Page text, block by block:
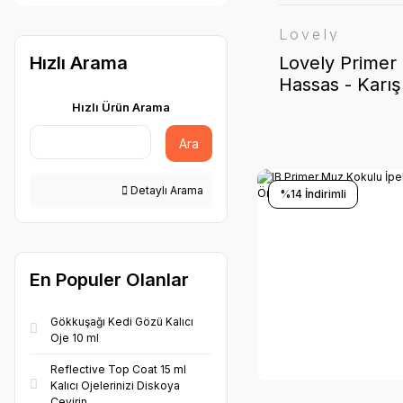
Hızlı Arama
Hızlı Ürün Arama
Ara
Detaylı Arama
En Populer Olanlar
Gökkuşağı Kedi Gözü Kalıcı
Oje 10 ml
Reflective Top Coat 15 ml
Kalıcı Ojelerinizi Diskoya
Lovely
Lovely Primer
Hassas -
%14 İndirimli